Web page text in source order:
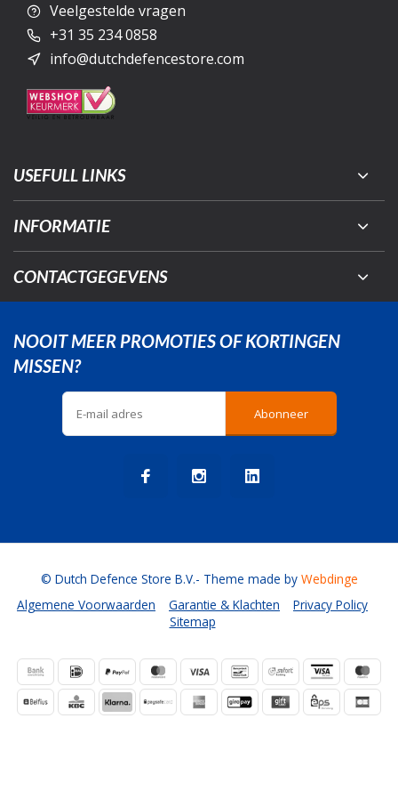
Veelgestelde vragen
+31 35 234 0858
info@dutchdefencestore.com
USEFULL LINKS
INFORMATIE
CONTACTGEGEVENS
NOOIT MEER PROMOTIES OF KORTINGEN
MISSEN?
Abonneer
Algemene Voorwaarden Garantie & Klachten
Privacy Policy
Sitemap
© Dutch Defence Store B.V.- Theme made by Webdinge